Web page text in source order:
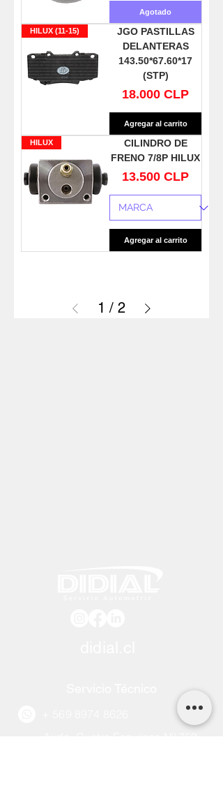
Agotado
HILUX (11-15)
JGO PASTILLAS
DELANTERAS
143.50*67.60*17
(STP)
Precio
18.000 CLP
Agregar al carrito
HILUX
CILINDRO DE
FRENO 7/8P HILUX
Precio
13.500 CLP
Agregar al carrito
1 / 2